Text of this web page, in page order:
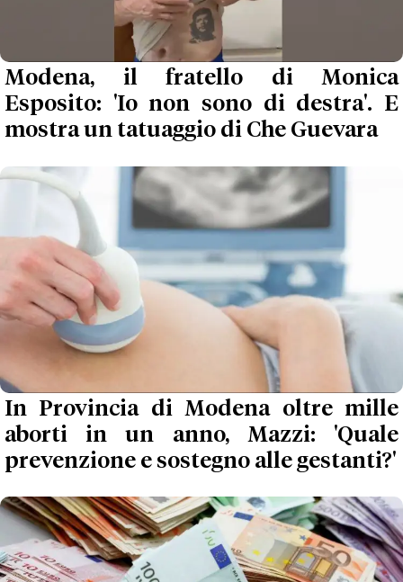
Modena, il fratello di Monica
Esposito: 'Io non sono di destra'. E
mostra un tatuaggio di Che Guevara
In Provincia di Modena oltre mille
aborti in un anno, Mazzi: 'Quale
prevenzione e sostegno alle gestanti?'